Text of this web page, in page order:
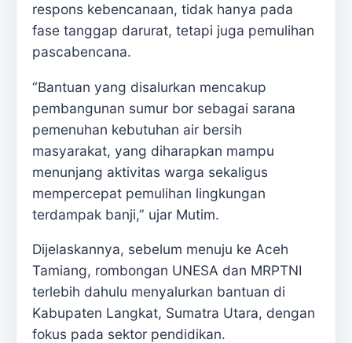
respons kebencanaan, tidak hanya pada
fase tanggap darurat, tetapi juga pemulihan
pascabencana.
“Bantuan yang disalurkan mencakup
pembangunan sumur bor sebagai sarana
pemenuhan kebutuhan air bersih
masyarakat, yang diharapkan mampu
menunjang aktivitas warga sekaligus
mempercepat pemulihan lingkungan
terdampak banji,” ujar Mutim.
Dijelaskannya, sebelum menuju ke Aceh
Tamiang, rombongan UNESA dan MRPTNI
terlebih dahulu menyalurkan bantuan di
Kabupaten Langkat, Sumatra Utara, dengan
fokus pada sektor pendidikan.